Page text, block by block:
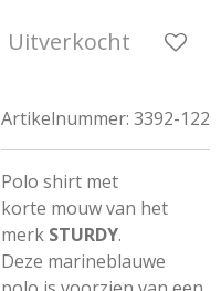
Uitverkocht
Artikelnummer: 3392-122
Polo shirt met
korte mouw van het
merk STURDY.
Deze marineblauwe